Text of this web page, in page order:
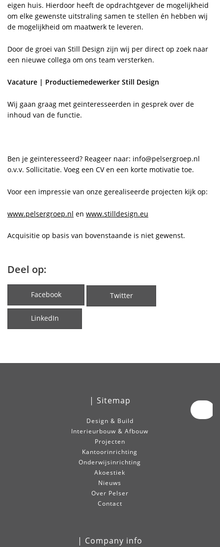
eigen huis. Hierdoor heeft de opdrachtgever de mogelijkheid
om elke gewenste uitstraling samen te stellen én hebben wij
de mogelijkheid om maatwerk te leveren.
Door de groei van Still Design zijn wij per direct op zoek naar
een nieuwe collega om ons team versterken.
Vacature | Productiemedewerker Still Design
Wij gaan graag met geïnteresseerden in gesprek over de
inhoud van de functie.
Ben je geïnteresseerd? Reageer naar: info@pelsergroep.nl
o.v.v. Sollicitatie. Voeg een CV en een korte motivatie toe.
Voor een impressie van onze gerealiseerde projecten kijk op:
www.pelsergroep.nl en www.stilldesign.eu
Acquisitie op basis van bovenstaande is niet gewenst.
Deel op:
Facebook Twitter
LinkedIn
| Sitemap
Design & Build
Interieurbouw & Afbouw
Projecten
Kantoorinrichting
Onderwijsinrichting
Akoestiek
Nieuws
Over Pelser
Contact
| Company info